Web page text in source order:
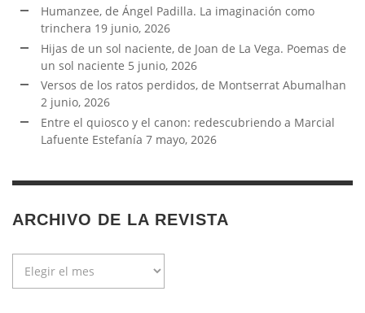
Humanzee, de Ángel Padilla. La imaginación como
trinchera 19 junio, 2026
Hijas de un sol naciente, de Joan de La Vega. Poemas de
un sol naciente 5 junio, 2026
Versos de los ratos perdidos, de Montserrat Abumalhan
2 junio, 2026
Entre el quiosco y el canon: redescubriendo a Marcial
Lafuente Estefanía 7 mayo, 2026
ARCHIVO DE LA REVISTA